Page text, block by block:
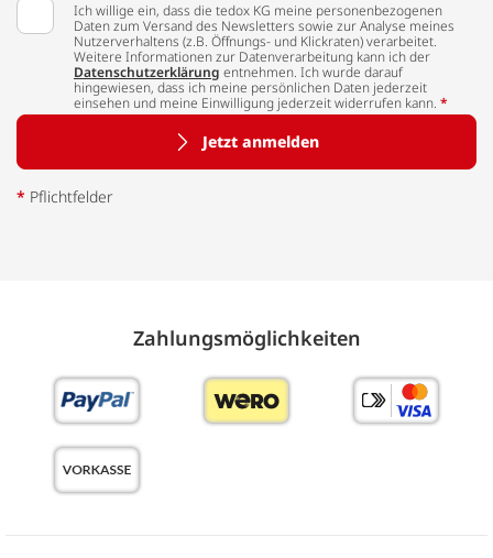
Ich willige ein, dass die tedox KG meine personenbezogenen
Daten zum Versand des Newsletters sowie zur Analyse meines
Nutzerverhaltens (z.B. Öffnungs- und Klickraten) verarbeitet.
Weitere Informationen zur Datenverarbeitung kann ich der
Datenschutzerklärung entnehmen. Ich wurde darauf
hingewiesen, dass ich meine persönlichen Daten jederzeit
einsehen und meine Einwilligung jederzeit widerrufen kann. *
Jetzt anmelden
* Pflichtfelder
Zahlungs­möglich­keiten